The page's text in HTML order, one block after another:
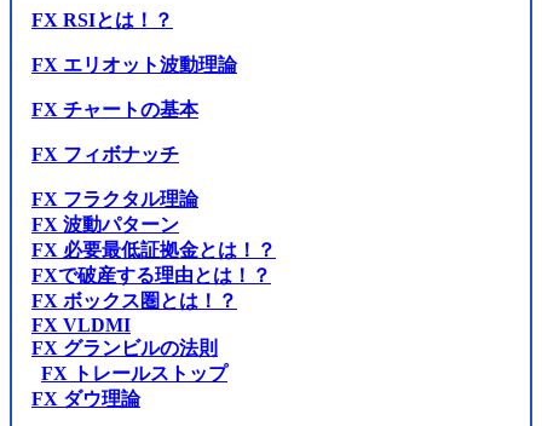
FX RSIとは！？
FX エリオット波動理論
FX チャートの基本
FX フィボナッチ
FX フラクタル理論
FX 波動パターン
FX 必要最低証拠金とは！？
FXで破産する理由とは！？
FX ボックス圏とは！？
FX VLDMI
FX グランビルの法則
FX トレールストップ
FX ダウ理論